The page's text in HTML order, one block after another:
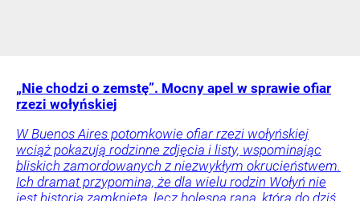
„Nie chodzi o zemstę”. Mocny apel w sprawie ofiar
rzezi wołyńskiej
W Buenos Aires potomkowie ofiar rzezi wołyńskiej
wciąż pokazują rodzinne zdjęcia i listy, wspominając
bliskich zamordowanych z niezwykłym okrucieństwem.
Ich dramat przypomina, że dla wielu rodzin Wołyń nie
jest historią zamkniętą, lecz bolesną raną, która do dziś